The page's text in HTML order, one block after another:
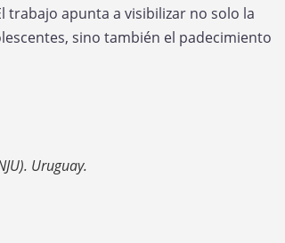
trabajo apunta a visibilizar no solo la
sino también el padecimiento
Uruguay.